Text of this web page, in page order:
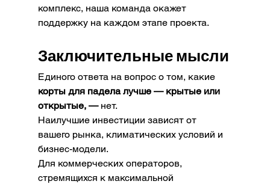
комплекс, наша команда окажет
поддержку на каждом этапе проекта.
Заключительные мысли
Единого ответа на вопрос о том, какие
корты для падела лучше — крытые или
открытые, — нет.
Наилучшие инвестиции зависят от
вашего рынка, климатических условий и
бизнес-модели.
Для коммерческих операторов,
стремящихся к максимальной